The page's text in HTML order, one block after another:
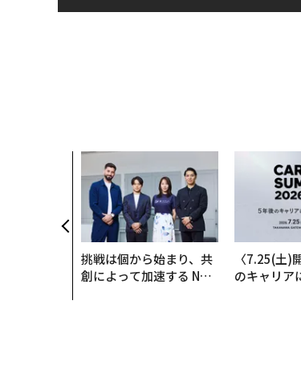
挑戦は個から始まり、共
創によって加速する NOR
〈7.25(土)
のキャリア